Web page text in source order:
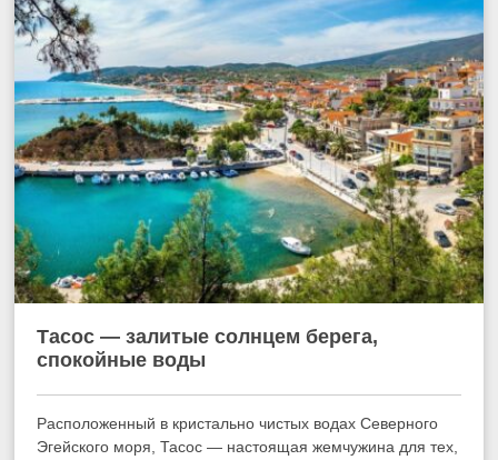
Тасос — залитые солнцем берега,
спокойные воды
Расположенный в кристально чистых водах Северного
Эгейского моря, Тасос — настоящая жемчужина для тех,